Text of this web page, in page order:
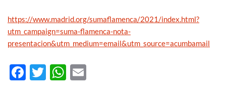
https://www.madrid.org/sumaflamenca/2021/index.html?
utm_campaign=suma-flamenca-nota-
presentacion&utm_medium=email&utm_source=acumbamail
F
T
W